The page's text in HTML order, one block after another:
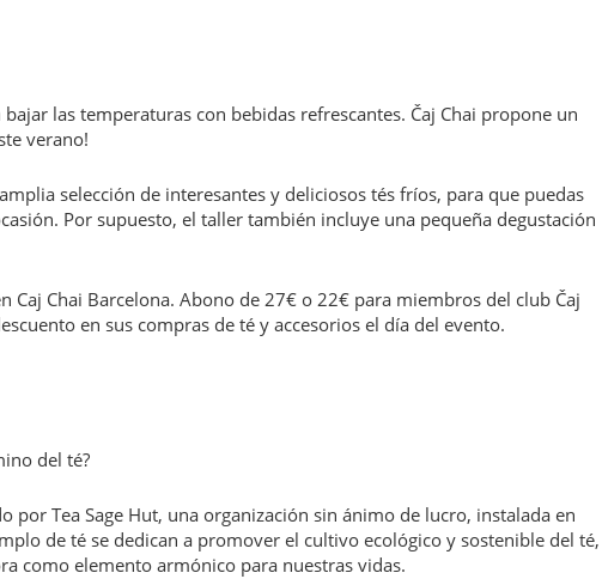
las temperaturas con bebidas refrescantes. Čaj Chai propone un
verano!
selección de interesantes y deliciosos tés fríos, para que puedas
Por supuesto, el taller también incluye una pequeña degustación
Caj Chai Barcelona. Abono de 27€ o 22€ para miembros del club Čaj
en sus compras de té y accesorios el día del evento.
del té?
por Tea Sage Hut, una organización sin ánimo de lucro, instalada en
de té se dedican a promover el cultivo ecológico y sostenible del té,
como elemento armónico para nuestras vidas.